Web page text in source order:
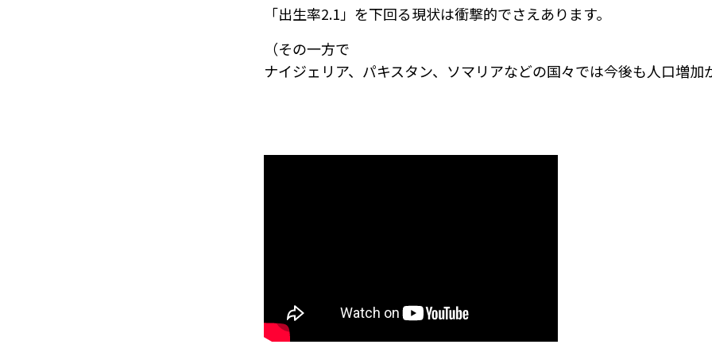
「出生率2.1」を下回る現状は衝撃的でさえあります。
（その一方で
ナイジェリア、パキスタン、ソマリアなどの国々では今後も人口増加